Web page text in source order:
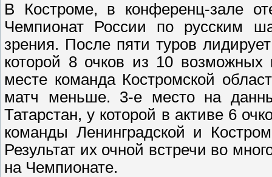
В Костроме, в конференц-зале
Чемпионат России по русским
зрения. После пяти туров
которой 8 очков из 10
месте команда Костромской
матч меньше. 3-е место на
Татарстан, у которой в активе 6
команды Ленинградской и
Результат их очной встречи во
на Чемпионате.